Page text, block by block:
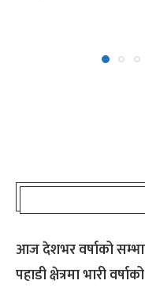
आज देशभर वर्षाको
पहाडी क्षेत्रमा भारी